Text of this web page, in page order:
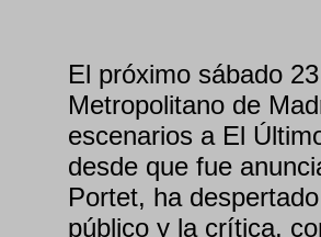
El próximo sábado
Metropolitano de
escenarios a El
desde que fue
Portet, ha
público y la crítica,